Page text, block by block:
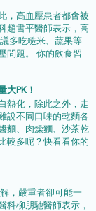
，高血壓患者都會被
趙書平醫師表示，高
多吃糙米、蔬果等
問題。 你的飲食習
大PK！
熱化，除此之外，走
說不同口味的乾麵各
麵、肉燥麵、沙茶乾
較多呢？快看看你的
，嚴重者卻可能一
科柳朋馳醫師表示，